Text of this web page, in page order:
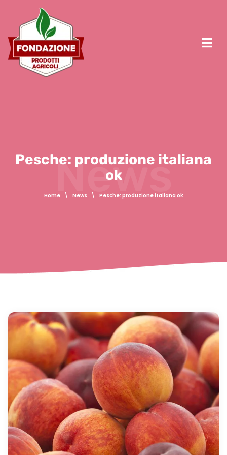
News
Pesche: produzione italiana
ok
Home \ News \ Pesche: produzione italiana ok